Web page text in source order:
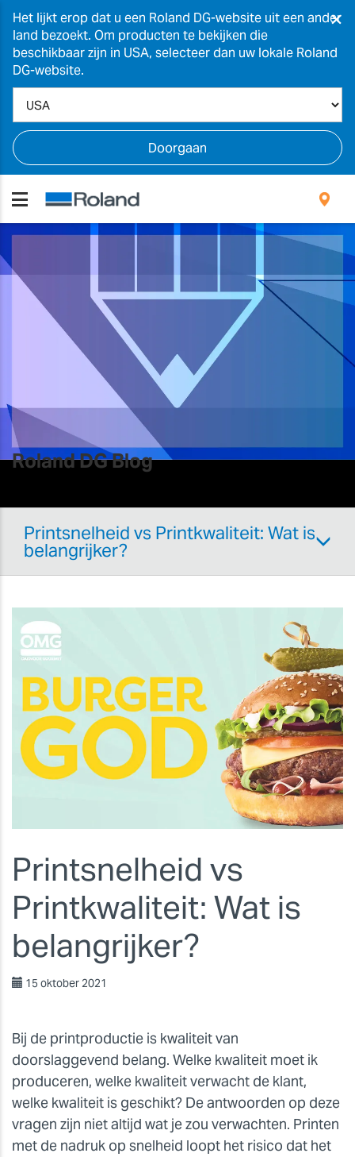
Het lijkt erop dat u een Roland DG-website uit een ander
land bezoekt. Om producten te bekijken die
beschikbaar zijn in USA, selecteer dan uw lokale Roland
DG-website.
Doorgaan
×
Roland DG Blog
Printsnelheid vs Printkwaliteit: Wat is
belangrijker?
Printsnelheid vs
Printkwaliteit: Wat is
belangrijker?
15 oktober 2021
Bij de printproductie is kwaliteit van
doorslaggevend belang. Welke kwaliteit moet ik
produceren, welke kwaliteit verwacht de klant,
welke kwaliteit is geschikt? De antwoorden op deze
vragen zijn niet altijd wat je zou verwachten. Printen
met de nadruk op snelheid loopt het risico dat het